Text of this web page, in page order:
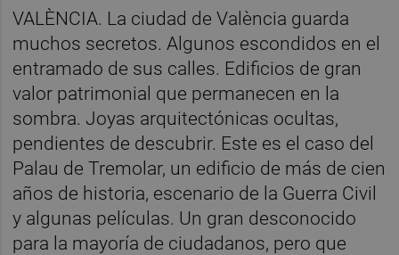
VALÈNCIA. La ciudad de València guarda
muchos secretos. Algunos escondidos en el
entramado de sus calles. Edificios de gran
valor patrimonial que permanecen en la
sombra. Joyas arquitectónicas ocultas,
pendientes de descubrir. Este es el caso del
Palau de Tremolar, un edificio de más de cien
años de historia, escenario de la Guerra Civil
y algunas películas. Un gran desconocido
para la mayoría de ciudadanos, pero que